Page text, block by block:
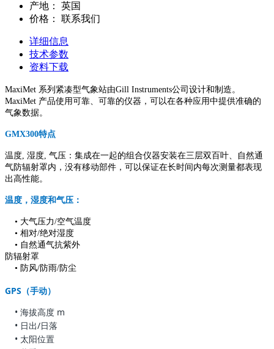
产地：
英国
价格：
联系我们
详细信息
技术参数
资料下载
MaxiMet 系列紧凑型气象站由Gill Instruments公司设计和制造。
MaxiMet 产品使用可靠、可靠的仪器，可以在各种应用中提供准确的
气象数据。
GMX300特点
温度, 湿度, 气压：集成在一起的组合仪器安装在三层双百叶、自然通
气防辐射罩内，没有移动部件，可以保证在长时间内每次测量都表现
出高性能。
温度，湿度和气压：
• 大气压力/空气温度
• 相对/绝对湿度
• 自然通气抗紫外
防辐射罩
• 防风/防雨/防尘
GPS（手动）
• 海拔高度 m
• 日出/日落
• 太阳位置